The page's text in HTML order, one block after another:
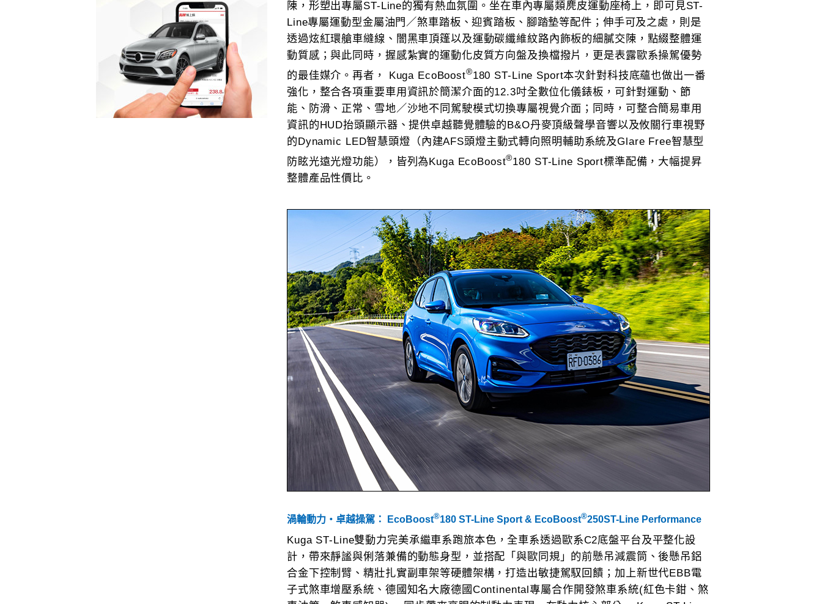
陳，形塑出專屬ST-Line的獨有熱血氛圍。坐在車內專屬類麂皮運動座椅上，即可見ST-
Line專屬運動型金屬油門／煞車踏板、迎賓踏板、腳踏墊等配件；伸手可及之處，則是
透過炫紅環艙車縫線、闇黑車頂篷以及運動碳纖維紋路內飾板的細膩交陳，點綴整體運
動質感；與此同時，握感紮實的運動化皮質方向盤及換檔撥片，更是表露歐系操駕優勢
的最佳媒介。再者， Kuga EcoBoost®180 ST-Line Sport本次針對科技底蘊也做出一番
強化，整合各項重要車用資訊於簡潔介面的12.3吋全數位化儀錶板，可針對運動、節
能、防滑、正常、雪地／沙地不同駕駛模式切換專屬視覺介面；同時，可整合簡易車用
資訊的HUD抬頭顯示器、提供卓越聽覺體驗的B&O丹麥頂級聲學音響以及攸關行車視野
的Dynamic LED智慧頭燈（內建AFS頭燈主動式轉向照明輔助系統及Glare Free智慧型
防眩光遠光燈功能），皆列為Kuga EcoBoost®180 ST-Line Sport標準配備，大幅提昇
整體產品性價比。
渦輪動力‧卓越操駕： EcoBoost®180 ST-Line Sport & EcoBoost®250ST-Line Performance
Kuga ST-Line雙動力完美承繼車系跑旅本色，全車系透過歐系C2底盤平台及平整化設
計，帶來靜謐與俐落兼備的動態身型，並搭配「與歐同規」的前懸吊減震筒、後懸吊鋁
合金下控制臂、精壯扎實副車架等硬體架構，打造出敏捷駕馭回饋；加上新世代EBB電
子式煞車增壓系統、德國知名大廠德國Continental專屬合作開發煞車系統(紅色卡鉗、煞